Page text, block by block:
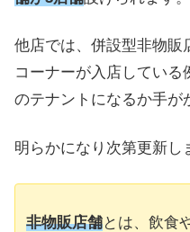
他店では、併設型非物販
コーナーが入店してい
のテナントになるか手が
明らかになり次第更新し
非物販店舗とは、飲食